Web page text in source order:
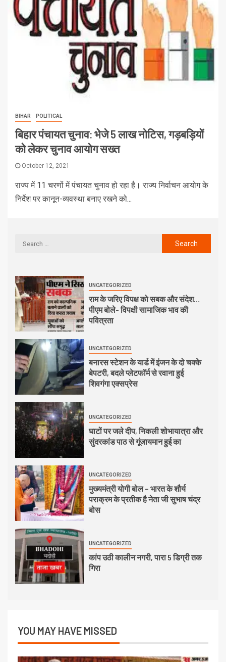
BIHAR POLITICAL
बिहार पंचायत चुनाव: भेजे 5 लाख नोटिस, गड़बड़ियों
को लेकर चुनाव आयोग सख्त
October 12, 2021
राज्य में 11 चरणों में पंचायत चुनाव हो रहा है। राज्य निर्वाचन आयोग के
निर्देश पर कानून-व्यवस्था बनाए रखने को...
UNCATEGORIZED
राम के जरिए विपक्ष को सबक और संदेश…
पीएम बोले- विपक्षी सामाजिक भाव की
पवित्रता
UNCATEGORIZED
बनारस स्टेशन के यार्ड में इंजन के दो चक्के
बेपटरी, बदले प्लेटफॉर्म से रवाना हुई
शिवगंगा एक्सप्रेस
UNCATEGORIZED
घाटों पर जले दीप, निकली शोभायात्रा और
सुंदरकांड पाठ से गूंजायमान हुई का
UNCATEGORIZED
मुख्यमंत्री योगी बोल – भारत के शौर्य
पराक्रम के प्रतीक है नेता जी सुभाष चंद्र
बोस
UNCATEGORIZED
कांप उठी कालीन नगरी, पारा 5 डिग्री तक
गिरा
YOU MAY HAVE MISSED